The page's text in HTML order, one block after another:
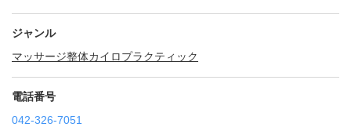
ジャンル
マッサージ整体カイロプラクティック
電話番号
042-326-7051